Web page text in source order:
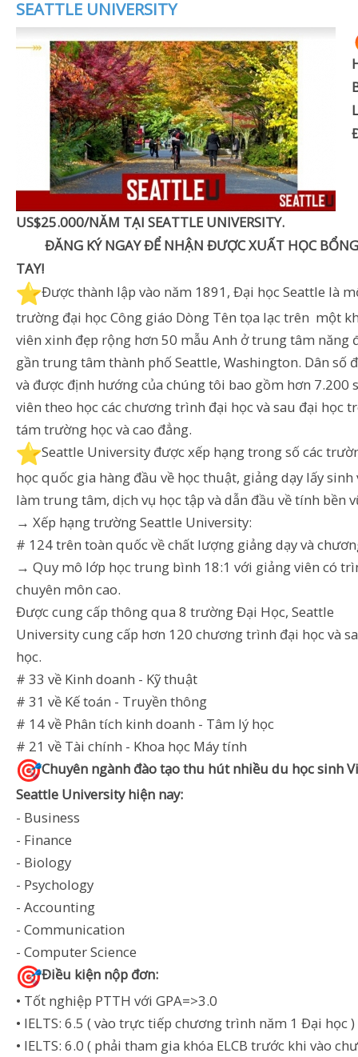
SEATTLE UNIVERSITY
US$25.000/NĂM TẠI SEATTLE UNIVERSITY.
ĐĂNG KÝ NGAY ĐỂ NHẬN ĐƯỢC XUẤT HỌC
TAY!
️Được thành lập vào năm 1891, Đại học Seattle là
trường đại học Công giáo Dòng Tên tọa lạc trên một
viên xinh đẹp rộng hơn 50 mẫu Anh ở trung tâm năng
gần trung tâm thành phố Seattle, Washington. Dân số
và được định hướng của chúng tôi bao gồm hơn 7.200
viên theo học các chương trình đại học và sau đại học
tám trường học và cao đẳng.
️Seattle University được xếp hạng trong số các
học quốc gia hàng đầu về học thuật, giảng dạy lấy sinh
làm trung tâm, dịch vụ học tập và dẫn đầu về tính bền
→ Xếp hạng trường Seattle University:
# 124 trên toàn quốc về chất lượng giảng dạy và
→ Quy mô lớp học trung bình 18:1 với giảng viên có
chuyên môn cao.
Được cung cấp thông qua 8 trường Đại Học, Seattle
University cung cấp hơn 120 chương trình đại học và
học.
# 33 về Kinh doanh - Kỹ thuật
# 31 về Kế toán - Truyền thông
# 14 về Phân tích kinh doanh - Tâm lý học
# 21 về Tài chính - Khoa học Máy tính
Chuyên ngành đào tạo thu hút nhiều du học sinh
Seattle University hiện nay:
- Business
- Finance
- Biology
- Psychology
- Accounting
- Communication
- Computer Science
Điều kiện nộp đơn:
• Tốt nghiệp PTTH với GPA=>3.0
• IELTS: 6.5 ( vào trực tiếp chương trình năm 1 Đại học )
• IELTS: 6.0 ( phải tham gia khóa ELCB trước khi vào